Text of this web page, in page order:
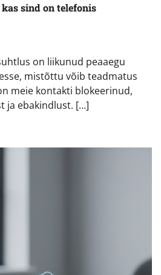
sind on telefonis
on liikunud peaaegu
mistõttu võib teadmatus
meie kontakti blokeerinud,
ja ebakindlust. […]